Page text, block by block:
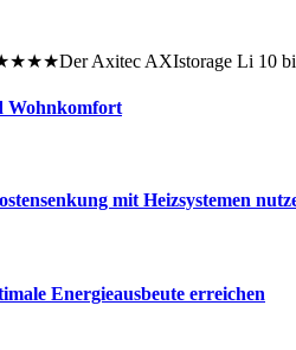
Axitec AXIstorage Li 10
Wohnkomfort
mit Heizsystemen
Energieausbeute erreichen